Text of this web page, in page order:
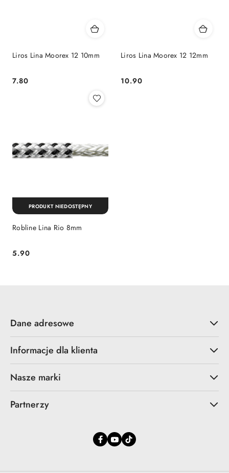
Liros Lina Moorex 12 10mm
Cena:
7.80
Liros Lina Moorex 12 12mm
Cena:
10.90
Robline Lina Rio 8mm
Cena:
5.90
PRODUKT NIEDOSTĘPNY
Dane adresowe
Informacje dla klienta
Nasze marki
Partnerzy